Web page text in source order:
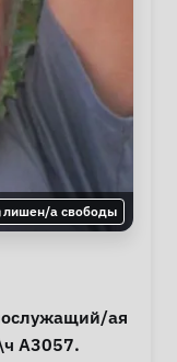
лишен/а свободы
ая